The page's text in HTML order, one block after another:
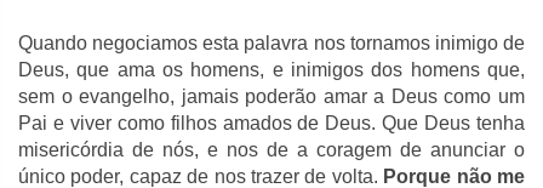
Quando negociamos esta palavra nos tornamos inimigo de
Deus, que ama os homens, e inimigos dos homens que,
sem o evangelho, jamais poderão amar a Deus como um
Pai e viver como filhos amados de Deus. Que Deus tenha
misericórdia de nós, e nos de a coragem de anunciar o
único poder, capaz de nos trazer de volta. Porque não me